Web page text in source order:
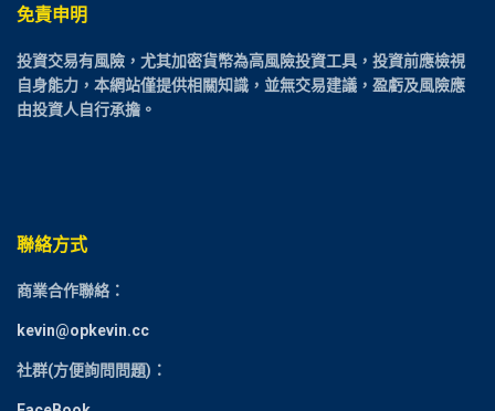
免責申明
投資交易有風險，尤其加密貨幣為高風險投資工具，投資前應檢視
自身能力，本網站僅提供相關知識，並無交易建議，盈虧及風險應
由投資人自行承擔。
聯絡方式
商業合作聯絡：
kevin@opkevin.cc
社群(方便詢問問題)：